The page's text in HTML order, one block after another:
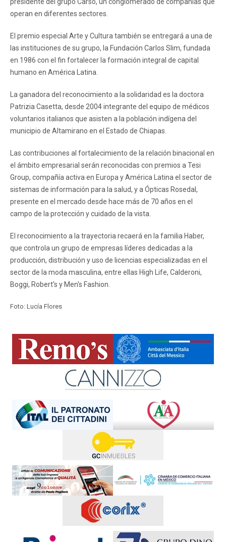
operan en diferentes sectores.
El premio especial Arte y Cultura también se entregará a una de
las instituciones de su grupo, la Fundación Carlos Slim, fundada
en 1986 con el fin fortalecer la formación integral de capital
humano en América Latina.
La ganadora del reconocimiento a la solidaridad es la doctora
Patrizia Casetta, desde 2004 integrante del equipo de médicos
voluntarios italianos que asisten a la población indígena del
municipio de Altamirano en el Estado de Chiapas.
Las contribuciones al fortalecimiento de la relación binacional en
el ámbito empresarial serán reconocidas con premios a Tesi
Group, compañía activa en Europa y América Latina el sector de
sistemas de información para la salud, y a Ópticas Rosedal,
presente en el mercado desde hace más de 70 años en el
campo de la protección y cuidado de la vista.
El reconocimiento a la trayectoria recaerá en la familia Haber,
que controla un grupo de empresas líderes dedicadas a la
producción, distribución y uso de licencias especializadas en el
sector de la moda masculina, entre ellas High Life, Calderoni,
Boggi, Robert's y Men's Fashion.
Foto: Lucía Flores